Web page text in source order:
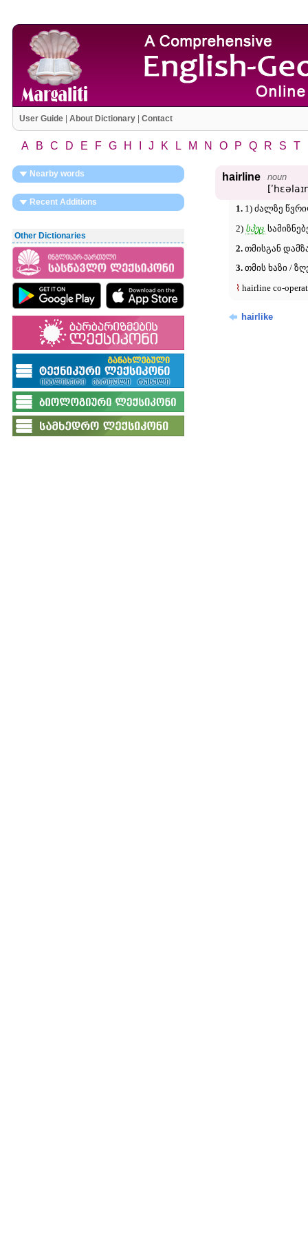
User Guide| About Dictionary| Contact
A B C D E F G H J K L M N O P Q R S T
Nearby words
Recent Additions
Other Dictionaries
hairline noun
1.1) ძალზე
2) სპეც.
2.თმისგან
3.თმის ხაზი /
⌇ hairline co-
hairlike